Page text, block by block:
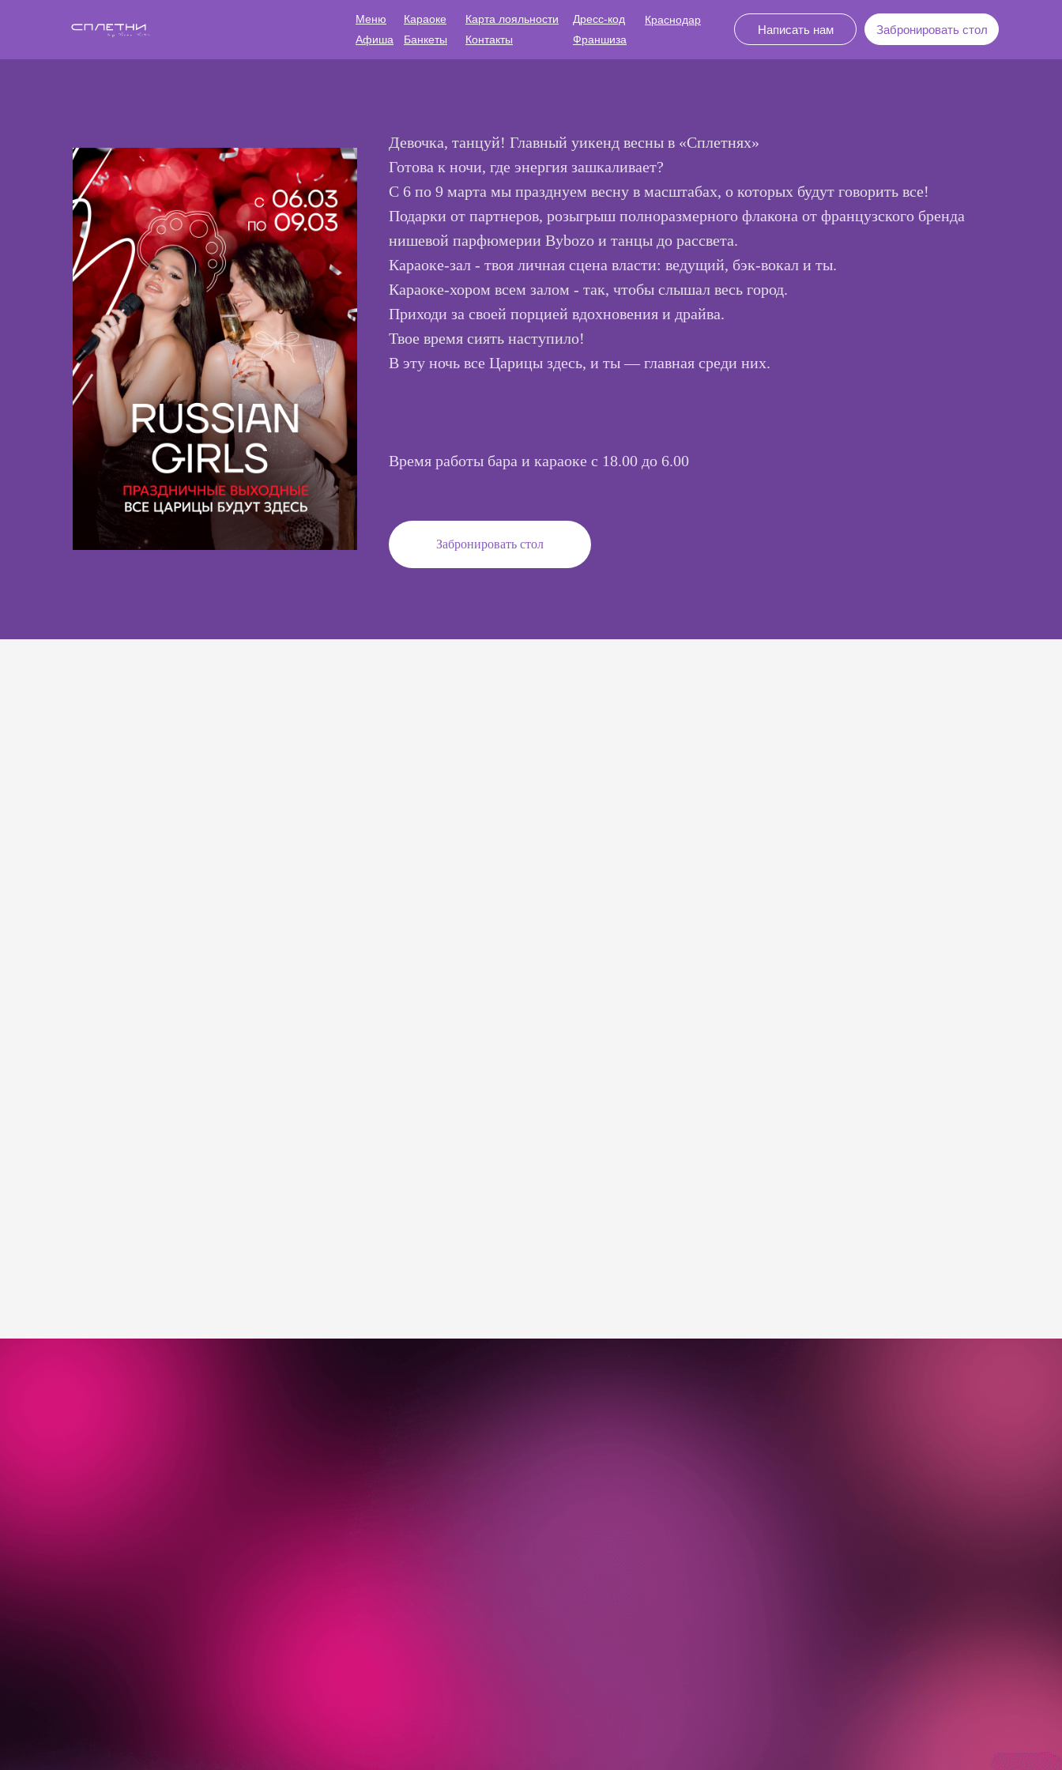
Забронировать стол
Меню Караоке Доставка Карта лояльности
+7 (812) 615-24-02
Афиша
Дресс-код Краснодар
Афиша Банкеты
Караоке
Контакты
Франшиза
Дресс-код
Меню Краснодар
Карта лояльности
Забронировать стол
Написать нам
Девочка, танцуй! Главный уикенд весны в «Сплетнях»
Готова к ночи, где энергия зашкаливает?
С 6 по 9 марта мы празднуем весну в масштабах, о которых будут говорить все!
Подарки от партнеров, розыгрыш полноразмерного флакона от французского бренда
нишевой парфюмерии Bybozo и танцы до рассвета.
Караоке-зал - твоя личная сцена власти: ведущий, бэк-вокал и ты.
Караоке-хором всем залом - так, чтобы слышал весь город.
Приходи за своей порцией вдохновения и драйва.
Твое время сиять наступило!
В эту ночь все Царицы здесь, и ты — главная среди них.
Время работы бара и караоке с 18.00 до 6.00
Забронировать стол